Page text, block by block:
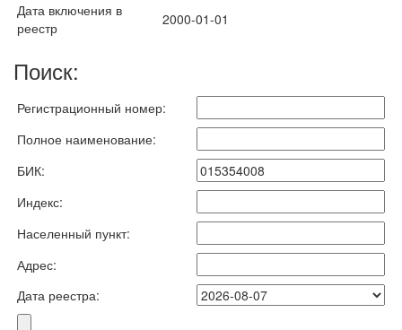
Дата включения в
реестр
2000-01-01
Поиск:
Регистрационный номер:
Полное наименование:
БИК:
Индекс:
Населенный пункт:
Адрес:
Дата реестра: